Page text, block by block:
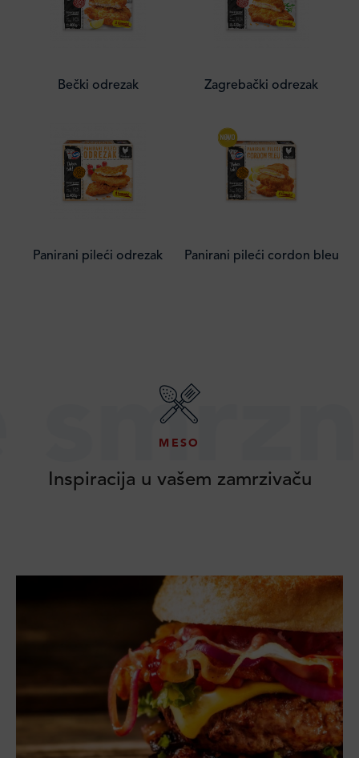
Bečki odrezak Zagrebački odrezak
Panirani pileći odrezak Panirani pileći cordon bleu
MESO
Inspiracija u vašem zamrzivaču